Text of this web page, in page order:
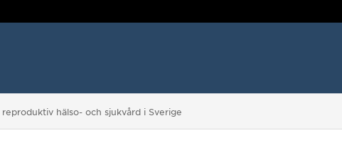
hälso- och sjukvård i Sverige